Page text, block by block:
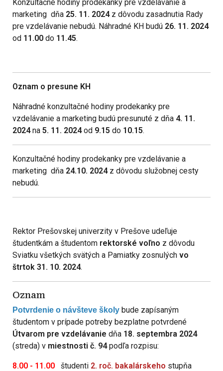
Konzultačné hodiny prodekanky pre vzdelávanie a
marketing dňa 25. 11. 2024z dôvodu zasadnutia Rady
pre vzdelávanie nebudú. Náhradné KH budú 26. 11. 2024
od 11.00 do 11.45.
Oznam o presune KH
Náhradné konzultačné hodiny prodekanky pre
vzdelávanie a marketing budú presunuté z dňa 4. 11.
2024na 5. 11. 2024od 9.15 do 10.15.
Konzultačné hodiny prodekanky pre vzdelávanie a
marketing dňa 24.10. 2024z dôvodu služobnej cesty
nebudú.
Rektor Prešovskej univerzity v Prešove udeľuje
študentkám a študentom rektorské voľno z dôvodu
Sviatku všetkých svätých a Pamiatky zosnulých vo
štrtok 31. 10. 2024.
Oznam
Potvrdenie o návšteve školy bude zapísaným
študentom v prípade potreby bezplatne potvrdené
Útvarom pre vzdelávanie dňa 18. septembra 2024
(streda) v miestnosti č. 94podľa rozpisu:
8.00 - 11.00 študenti 2. roč. bakalárskeho stupňa